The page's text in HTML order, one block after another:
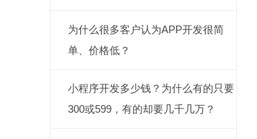
为什么很多客户认为APP开发很简
单、价格低？
小程序开发多少钱？为什么有的只要
300或599，有的却要几千几万？